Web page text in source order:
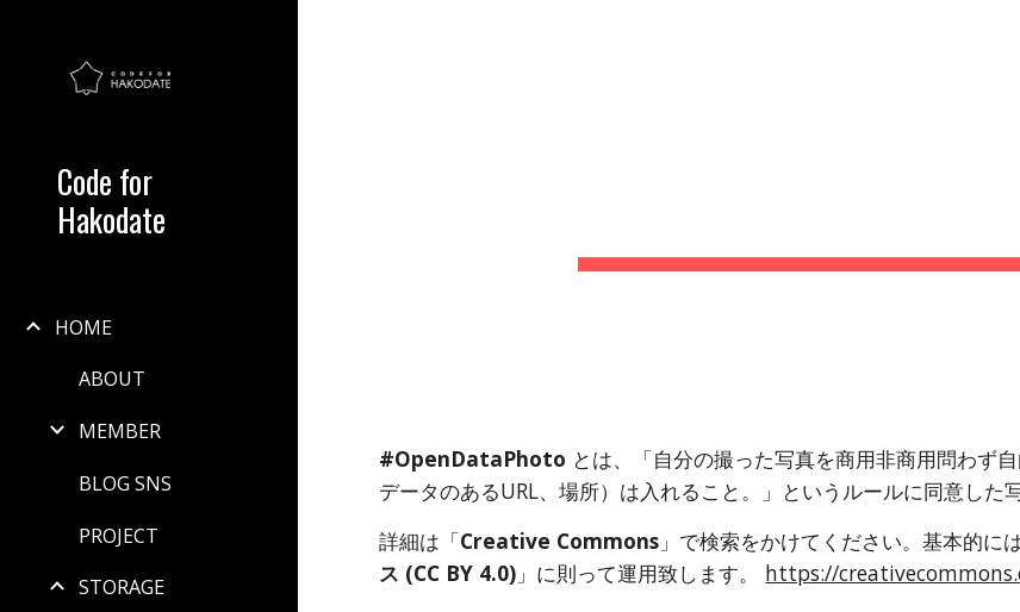
Code for
Hakodate
HOME
ABOUT
MEMBER
BLOG SNS
PROJECT
STORAGE
#OpenDataPhoto とは、「自分の撮った写真を商用非商用問わず
データのあるURL、場所）は入れること。」というルールに同意した
詳細は「Creative Commons 」で検索をかけてください。基本的に
ス (CC BY 4.0) 」に則って運用致します。 https://